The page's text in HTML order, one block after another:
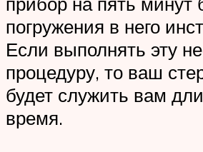
погружения в него
Если выполнять эту
процедуру, то ваш
будет служить вам
время.